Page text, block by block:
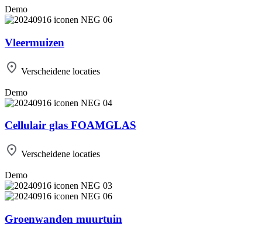
Demo
Vleermuizen
Verscheidene locaties
Demo
Cellulair glas FOAMGLAS
Verscheidene locaties
Demo
Groenwanden muurtuin